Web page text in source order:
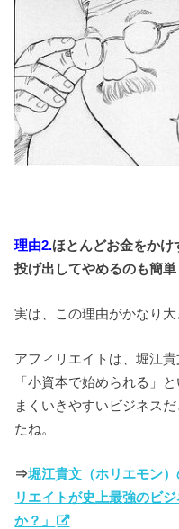
理由2.ほとんどお金をかけ
投げ出してやめるのも簡単
実は、この理由がかなり大
アフィリエイトは、堀江
「小資本で始められる」
まくいきやすいビジネス
たね。
⇒堀江貴文（ホリエモン
リエイトが史上最強のビ
か？」